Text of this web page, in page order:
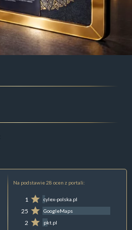
Na podstawie 28 ocen z portali:
1 cylex-polska.pl
25 GoogleMaps
2 pkt.pl